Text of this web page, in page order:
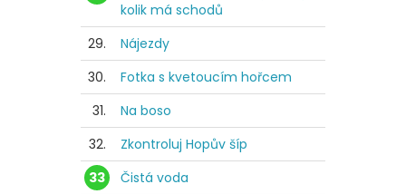
kolik má schodů
29.
Nájezdy
30.
Fotka s kvetoucím hořcem
31.
Na boso
32.
Zkontroluj Hopův šíp
33
Čistá voda